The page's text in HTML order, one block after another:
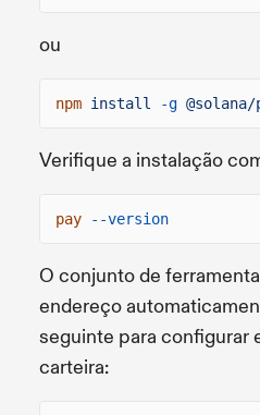
ou
npm install -g @solana/
Verifique a instalação
pay --version
O conjunto de
endereço
seguinte para configurar
carteira: